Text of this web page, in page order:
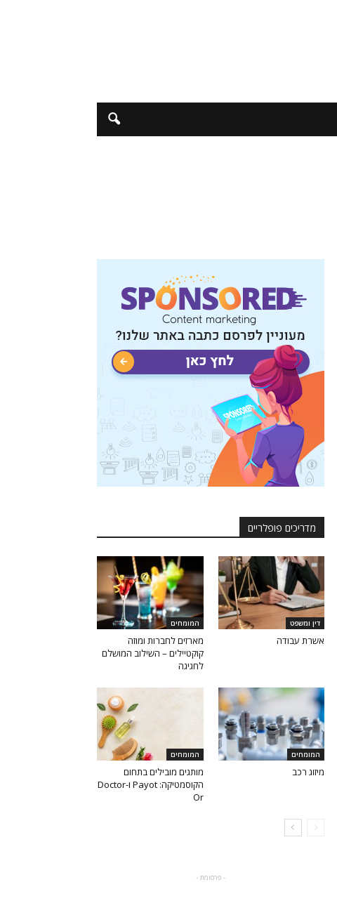
מדריכים פופלריים
דין ומשפט
אשרת עבודה
המומחים
מארזים לחברות ומוזה
קוקטיילים – השילוב המושלם
לחגיגה
המומחים
מיזוג רכב
המומחים
מותגים מובילים בתחום
הקוסמטיקה: Payot ו-Doctor
Or
- פרסומת -